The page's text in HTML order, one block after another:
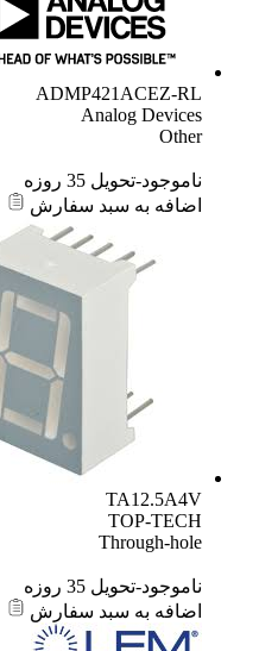
ADMP421ACEZ-RL
Analog Devices
Other
ناموجود-تحویل 35 روزه
اضافه به سبد سفارش
TA12.5A4V
TOP-TECH
Through-hole
ناموجود-تحویل 35 روزه
اضافه به سبد سفارش